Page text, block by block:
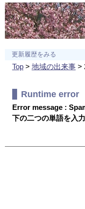
更新履歴をみる
Top> 地域の出来事>
Runtime error
Error message :
下の二つの単語を入